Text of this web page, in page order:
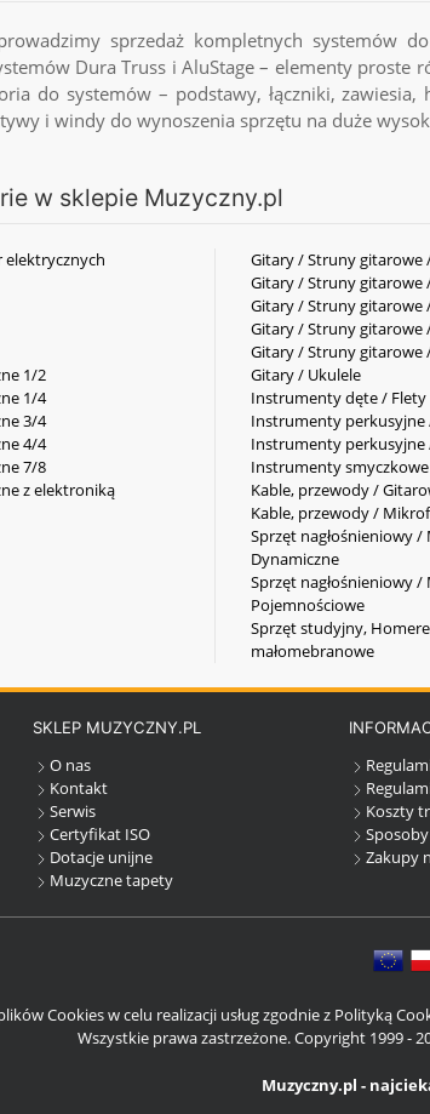
sprzedaż kompletnych systemów
Dura Truss i AluStage – elementy proste
do systemów – podstawy, łączniki,
i windy do wynoszenia sprzętu na duże
w sklepie Muzyczny.pl
elektrycznych
1/2
1/4
3/4
4/4
7/8
z elektroniką
Gitary / Struny gitarowe
Gitary / Struny gitarowe
Gitary / Struny gitarowe
Gitary / Struny gitarowe
Gitary / Struny gitarowe
Gitary / Ukulele
Instrumenty dęte /
Instrumenty perkusyjne
Instrumenty perkusyjne
Instrumenty
Kable, przewody /
Kable, przewody /
Sprzęt nagłośnieniowy
Dynamiczne
Sprzęt nagłośnieniowy
Pojemnościowe
Sprzęt studyjny,
małomebranowe
SKLEP MUZYCZNY.PL
O nas
Kontakt
Serwis
Certyfikat ISO
Dotacje unijne
Muzyczne tapety
Koszty
Zakupy
Cookies w celu realizacji usług zgodnie z Polityką
Wszystkie prawa zastrzeżone. Copyright 1999 -
Muzyczny.pl -